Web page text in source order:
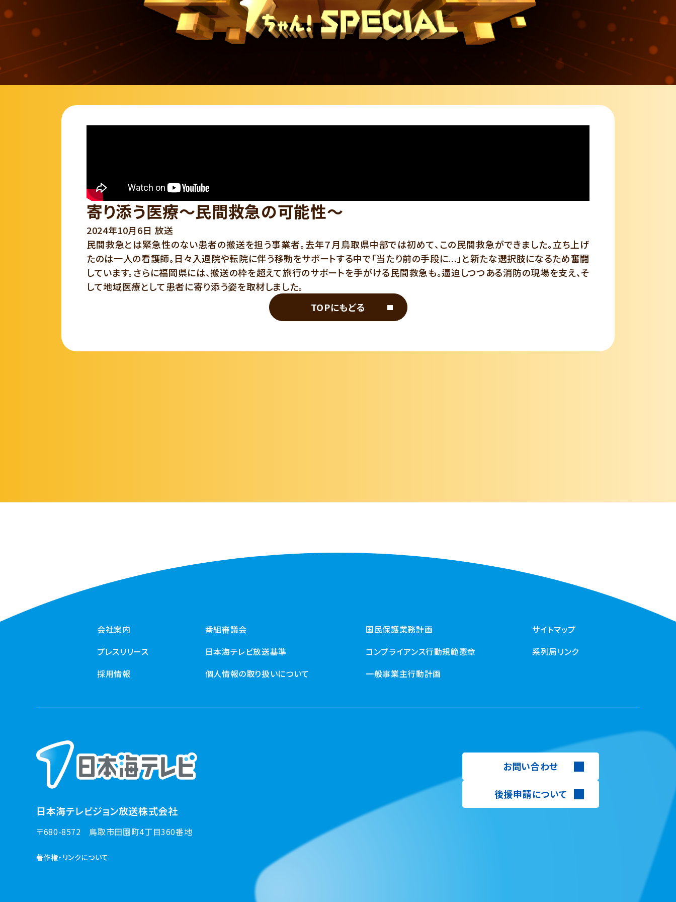
寄り添う医療～民間救急の可能性～
2024年10月6日 放送
民間救急とは緊急性のない患者の搬送を担う事業者。去年７月鳥取県中部では初めて、この民間救急ができました。立ち上げ
たのは一人の看護師。日々入退院や転院に伴う移動をサポートする中で「当たり前の手段に...」と新たな選択肢になるため奮闘
しています。さらに福岡県には、搬送の枠を超えて旅行のサポートを手がける民間救急も。逼迫しつつある消防の現場を支え、そ
して地域医療として患者に寄り添う姿を取材しました。
TOPにもどる
会社案内
プレスリリース
採用情報
番組審議会
日本海テレビ放送基準
個人情報の取り扱いについて
国民保護業務計画
コンプライアンス行動規範憲章
一般事業主行動計画
サイトマップ
系列局リンク
日本海テレビジョン放送株式会社
〒680-8572 鳥取市田園町4丁目360番地
著作権・リンクについて
お問い合わせ
後援申請について